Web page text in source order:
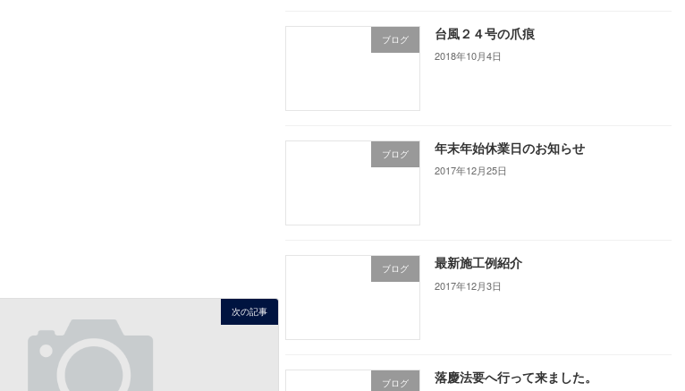
次の記事
ブログ 台風２４号の爪痕
2018年10月4日
ブログ 年末年始休業日のお知らせ
2017年12月25日
ブログ 最新施工例紹介
2017年12月3日
ブログ 落慶法要へ行って来ました。